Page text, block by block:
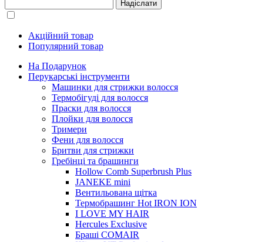
Акційний товар
Популярний товар
На Подарунок
Перукарські інструменти
Машинки для стрижки волосся
Термобігуді для волосся
Праски для волосся
Плойки для волосся
Тримери
Фени для волосся
Бритви для стрижки
Гребінці та брашинги
Hollow Comb Superbrush Plus
JANEKE mini
Вентильована щітка
Термобрашинг Hot IRON ION
I LOVE MY HAIR
Hercules Exclusive
Браші COMAIR